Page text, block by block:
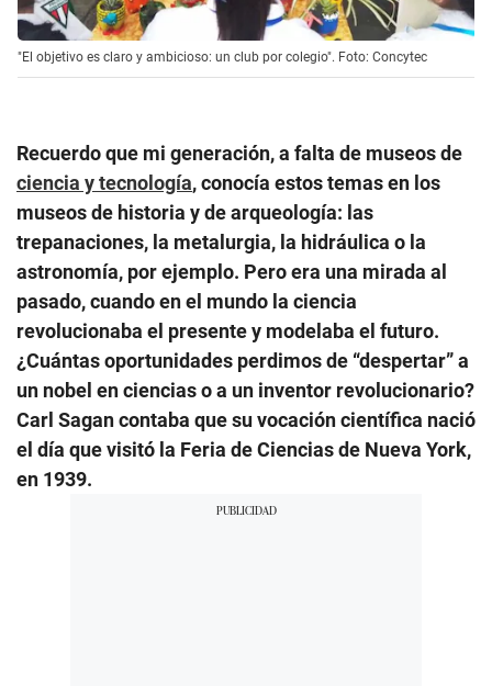
"El objetivo es claro y ambicioso: un club por colegio". Foto: Concytec
Recuerdo que mi generación, a falta de museos de
ciencia y tecnología, conocía estos temas en los
museos de historia y de arqueología: las
trepanaciones, la metalurgia, la hidráulica o la
astronomía, por ejemplo. Pero era una mirada al
pasado, cuando en el mundo la ciencia
revolucionaba el presente y modelaba el futuro.
¿Cuántas oportunidades perdimos de “despertar” a
un nobel en ciencias o a un inventor revolucionario?
Carl Sagan contaba que su vocación científica nació
el día que visitó la Feria de Ciencias de Nueva York,
en 1939.